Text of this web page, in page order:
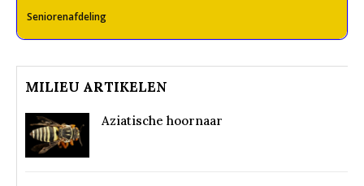
Seniorenafdeling
MILIEU ARTIKELEN
Aziatische hoornaar